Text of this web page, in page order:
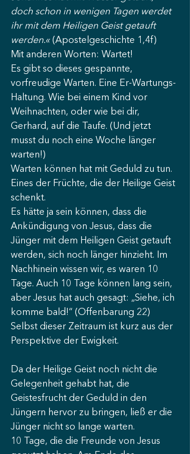
doch schon in wenigen Tagen werdet
ihr mit dem Heiligen Geist getauft
werden.« (Apostelgeschichte 1,4f)
Mit anderen Worten: Wartet!
Es gibt so dieses gespannte,
vorfreudige Warten. Eine Er-Wartungs-
Haltung. Wie bei einem Kind vor
Weihnachten, oder wie bei dir,
Gerhard, auf die Taufe. (Und jetzt
musst du noch eine Woche länger
warten!)
Warten können hat mit Geduld zu tun.
Eines der Früchte, die der Heilige Geist
schenkt.
Es hätte ja sein können, dass die
Ankündigung von Jesus, dass die
Jünger mit dem Heiligen Geist getauft
werden, sich noch länger hinzieht. Im
Nachhinein wissen wir, es waren 10
Tage. Auch 10 Tage können lang sein,
aber Jesus hat auch gesagt: „Siehe, ich
komme bald!“ (Offenbarung 22)
Selbst dieser Zeitraum ist kurz aus der
Perspektive der Ewigkeit.
Da der Heilige Geist noch nicht die
Gelegenheit gehabt hat, die
Geistesfrucht der Geduld in den
Jüngern hervor zu bringen, ließ er die
Jünger nicht so lange warten.
10 Tage, die die Freunde von Jesus